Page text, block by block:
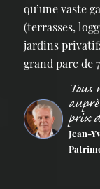
qu’une vaste
(terrasses,
jardins
grand parc de
Tous
prix
Jean-